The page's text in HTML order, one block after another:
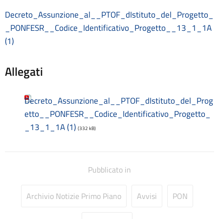
Contatti
Contrattazione collettiva
Contrattazione integrativa
Cookie Policy (UE)
D.S.G.A.
Dirigente Scolastico
Dirigenza
Docenti
Dotazione organica
FAQ e VideoTutorial Registro Elettronico CLASSEVIVA
Incarichi amministrativi di vertice
Inclusione e BES
Decreto_Assunzione_al__PTOF_dIstituto_del_Progetto_
_PONFESR__Codice_Identificativo_Progetto__13_1_1A
(1)
Allegati
Decreto_Assunzione_al__PTOF_dIstituto_del_Prog
etto__PONFESR__Codice_Identificativo_Progetto_
_13_1_1A (1) (332 kB)
Pubblicato in
Archivio Notizie Primo Piano Avvisi PON